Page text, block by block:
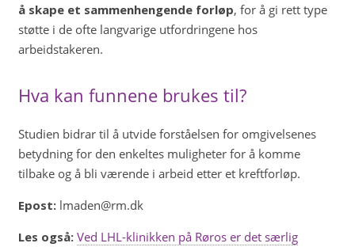
å skape et sammenhengende forløp, for å gi rett type
støtte i de ofte langvarige utfordringene hos
arbeidstakeren.
Hva kan funnene brukes til?
Studien bidrar til å utvide forståelsen for omgivelsenes
betydning for den enkeltes muligheter for å komme
tilbake og å bli værende i arbeid etter et kreftforløp.
Epost: lmaden@rm.dk
Les også: Ved LHL-klinikken på Røros er det særlig